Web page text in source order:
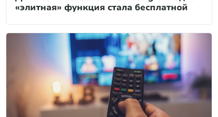
«элитная» функция стала бесплатной